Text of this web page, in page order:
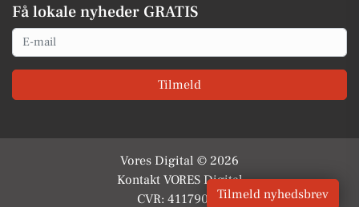
Få lokale nyheder GRATIS
Email
Tilmeld
Vores Digital © 2026
Kontakt VORES Digital
CVR: 41179082Tilmeld nyhedsbrev